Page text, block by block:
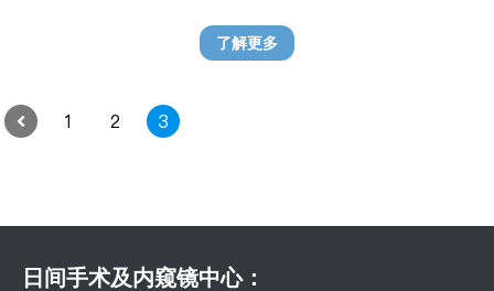
了解更多
1 2 3
日间手术及内窥镜中心：